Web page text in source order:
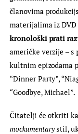
članovima
materijalima iz
kronološki prati
američke verzije – s
kultnim epizodama
“Dinner Party”,
“Goodbye, Michael”.
Čitatelji će otkriti
mockumentary stil,